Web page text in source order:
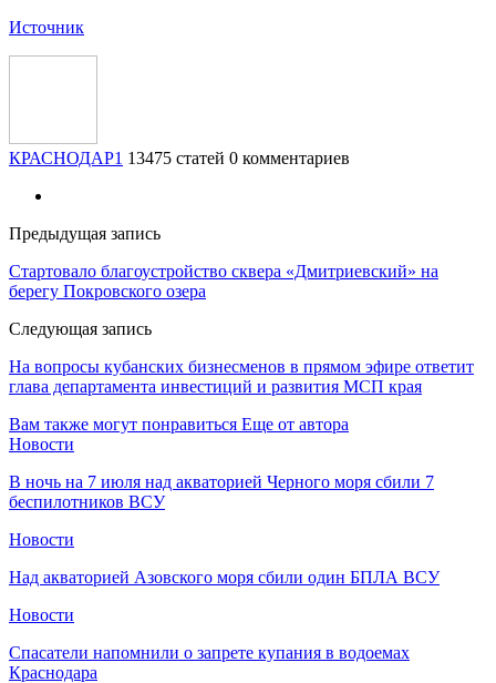
Источник
КРАСНОДАР1 13475 статей 0 комментариев
Предыдущая запись
Стартовало благоустройство сквера «Дмитриевский» на
берегу Покровского озера
Следующая запись
На вопросы кубанских бизнесменов в прямом эфире ответит
глава департамента инвестиций и развития МСП края
Вам также могут понравиться Еще от автора
Новости
В ночь на 7 июля над акваторией Черного моря сбили 7
беспилотников ВСУ
Новости
Над акваторией Азовского моря сбили один БПЛА ВСУ
Новости
Спасатели напомнили о запрете купания в водоемах
Краснодара